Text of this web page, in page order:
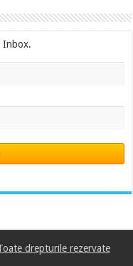
Inbox.
drepturile rezervate